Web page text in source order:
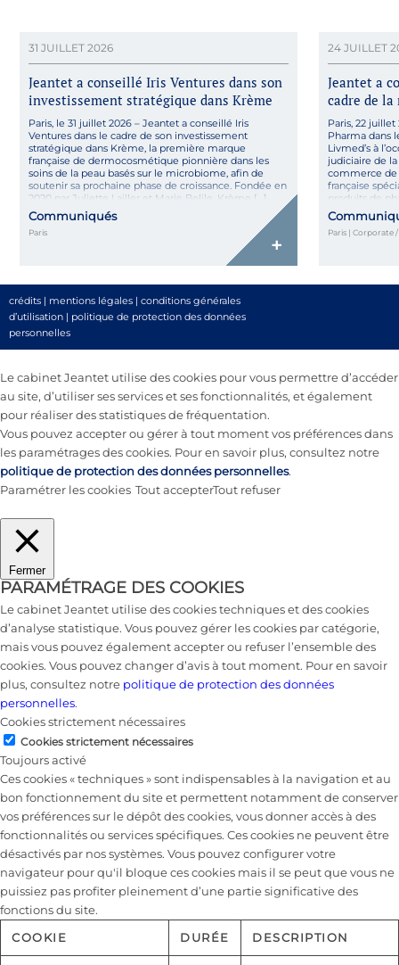
31 JUILLET 2026
Jeantet a conseillé Iris Ventures dans son
investissement stratégique dans Krème
Paris, le 31 juillet 2026 – Jeantet a conseillé Iris
Ventures dans le cadre de son investissement
stratégique dans Krème, la première marque
française de dermocosmétique pionnière dans les
soins de la peau basés sur le microbiome, afin de
soutenir sa prochaine phase de croissance. Fondée en
2020 par Juliette Lailler et Marie Belile, Krème […]
Communiqués
Paris
+
24 JUILLET
Jeantet a
cadre de la
Paris, 22
Pharma dans
Livmed’s à
judiciaire de
commerce de
française
produits de
Paris | Corporate
crédits | mentions légales | conditions générales
d’utilisation | politique de protection des données
personnelles
Le cabinet Jeantet utilise des cookies pour vous permettre d’accéder
au site, d’utiliser ses services et ses fonctionnalités, et également
pour réaliser des statistiques de fréquentation.
Vous pouvez accepter ou gérer à tout moment vos préférences dans
les paramétrages des cookies. Pour en savoir plus, consultez notre
politique de protection des données personnelles.
Paramétrer les cookies Tout accepterTout refuser
Fermer
PARAMÉTRAGE DES COOKIES
Le cabinet Jeantet utilise des cookies techniques et des cookies
d’analyse statistique. Vous pouvez gérer les cookies par catégorie,
mais vous pouvez également accepter ou refuser l’ensemble des
cookies. Vous pouvez changer d’avis à tout moment. Pour en savoir
plus, consultez notre politique de protection des données
personnelles.
Cookies strictement nécessaires
Cookies strictement nécessaires
Toujours activé
Ces cookies « techniques » sont indispensables à la navigation et au
bon fonctionnement du site et permettent notamment de conserver
vos préférences sur le dépôt des cookies, vous donner accès à des
fonctionnalités ou services spécifiques. Ces cookies ne peuvent être
désactivés par nos systèmes. Vous pouvez configurer votre
navigateur pour qu'il bloque ces cookies mais il se peut que vous ne
puissiez pas profiter pleinement d’une partie significative des
fonctions du site.
COOKIE
DURÉE DESCRIPTION